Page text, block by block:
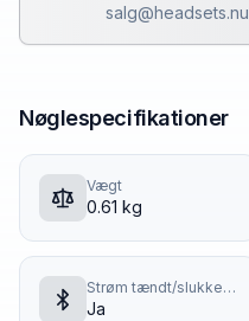
salg@headsets.nu
Nøglespecifikationer
Vægt
0.61 kg
Strøm tændt/slukket, multifunktionsknap, Bluetooth
Ja